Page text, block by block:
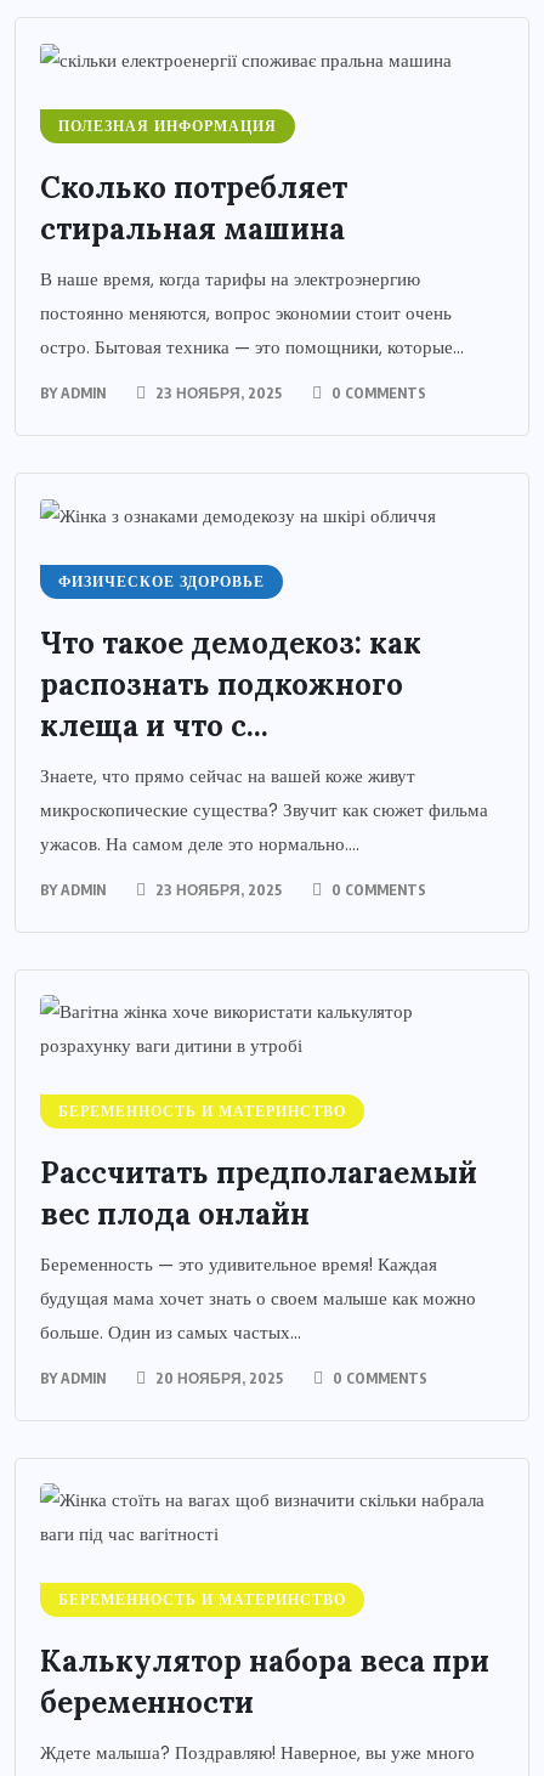
ПОЛЕЗНАЯ ИНФОРМАЦИЯ
Сколько потребляет
стиральная машина
В наше время, когда тарифы на электроэнергию
постоянно меняются, вопрос экономии стоит очень
остро. Бытовая техника — это помощники, которые...
BYADMIN 23 НОЯБРЯ, 2025 0 COMMENTS
ФИЗИЧЕСКОЕ ЗДОРОВЬЕ
Что такое демодекоз: как
распознать подкожного
клеща и что с...
Знаете, что прямо сейчас на вашей коже живут
микроскопические существа? Звучит как сюжет фильма
ужасов. На самом деле это нормально....
BYADMIN 23 НОЯБРЯ, 2025 0 COMMENTS
БЕРЕМЕННОСТЬ И МАТЕРИНСТВО
Рассчитать предполагаемый
вес плода онлайн
Беременность — это удивительное время! Каждая
будущая мама хочет знать о своем малыше как можно
больше. Один из самых частых...
BYADMIN 20 НОЯБРЯ, 2025 0 COMMENTS
БЕРЕМЕННОСТЬ И МАТЕРИНСТВО
Калькулятор набора веса при
беременности
Ждете малыша? Поздравляю! Наверное, вы уже много